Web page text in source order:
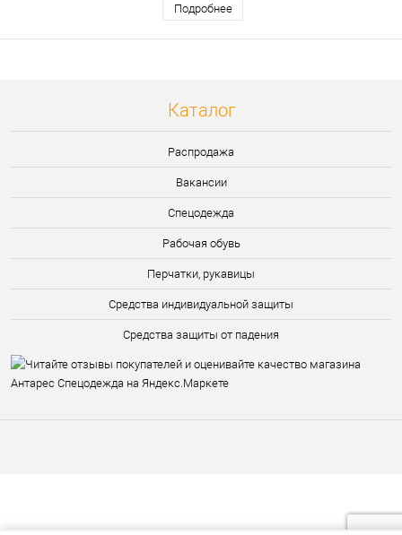
Подробнее
Каталог
Распродажа
Вакансии
Спецодежда
Рабочая обувь
Перчатки, рукавицы
Средства индивидуальной защиты
Средства защиты от падения